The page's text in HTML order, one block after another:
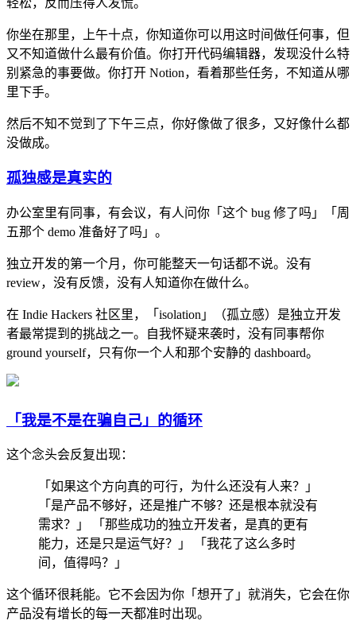
你坐在那里，上午十点，你知道你可以用这时间做任何事，但
又不知道做什么最有价值。你打开代码编辑器，发现没什么特
别紧急的事要做。你打开 Notion，看着那些任务，不知道从哪
里下手。
然后不知不觉到了下午三点，你好像做了很多，又好像什么都
没做成。
孤独感是真实的
办公室里有同事，有会议，有人问你「这个 bug 修了吗」「周
五那个 demo 准备好了吗」。
独立开发的第一个月，你可能整天一句话都不说。没有
review，没有反馈，没有人知道你在做什么。
在 Indie Hackers 社区里，「isolation」（孤立感）是独立开发
者最常提到的挑战之一。自我怀疑来袭时，没有同事帮你
ground yourself，只有你一个人和那个安静的 dashboard。
「我是不是在骗自己」的循环
这个念头会反复出现：
「如果这个方向真的可行，为什么还没有人来？」
「是产品不够好，还是推广不够？还是根本就没有
需求？」 「那些成功的独立开发者，是真的更有
能力，还是只是运气好？」 「我花了这么多时
间，值得吗？」
这个循环很耗能。它不会因为你「想开了」就消失，它会在你
产品没有增长的每一天都准时出现。